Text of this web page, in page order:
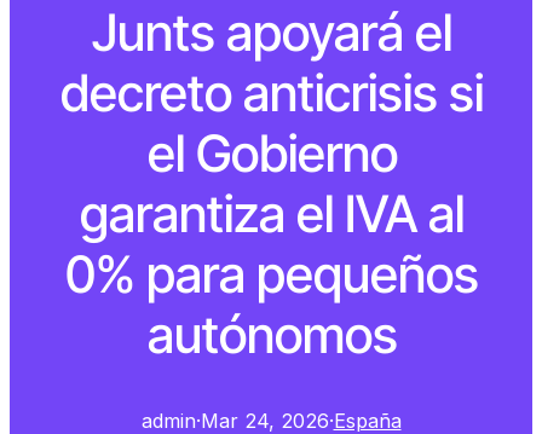
Junts apoyará el
decreto anticrisis si
el Gobierno
garantiza el IVA al
0% para pequeños
autónomos
admin·Mar 24, 2026·España